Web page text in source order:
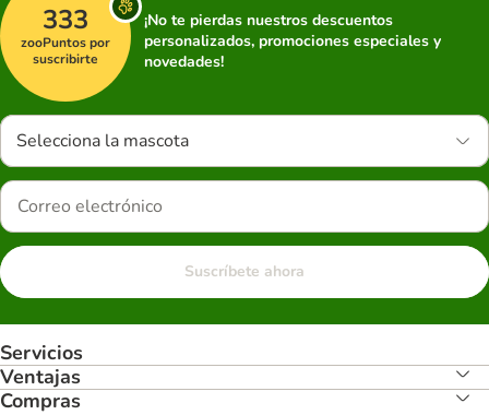
333
zooPuntos por
suscribirte
¡No te pierdas nuestros descuentos
personalizados, promociones especiales y
novedades!
Selecciona la mascota
Suscríbete ahora
Servicios
Ventajas
Compras